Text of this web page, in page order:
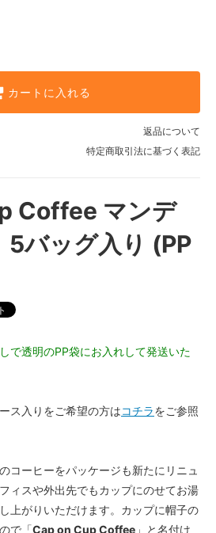
カートに入れる
返品について
特定商取引法に基づく表記
Coffee マンデ
5バッグ入り (PP
で透明のPP袋にお入れして発送いた
ス入りをご希望の方はコチラをご参照
コーヒーをパッケージも新たにリニュ
ィスや外出先でもカップにのせてお湯
上がりいただけます。カップに帽子の
で「Cap on Cup Coffee 」と名付け